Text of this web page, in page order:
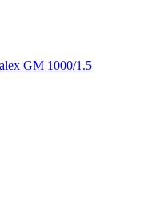
GM 1000/1.5